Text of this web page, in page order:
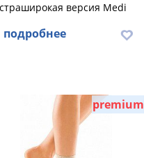
версия Medi
подробнее
premium